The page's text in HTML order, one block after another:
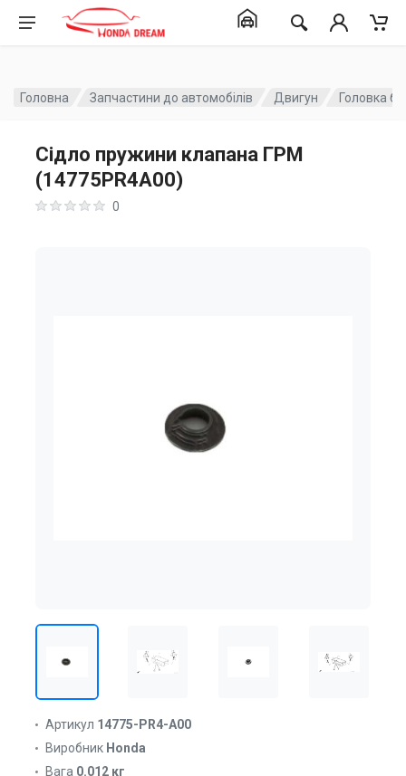
Головна Запчастини до автомобілів Двигун Головка
Сідло пружини клапана ГРМ
(14775PR4A00)
0
Артикул 14775-PR4-A00
Виробник Honda
Вага 0.012 кг